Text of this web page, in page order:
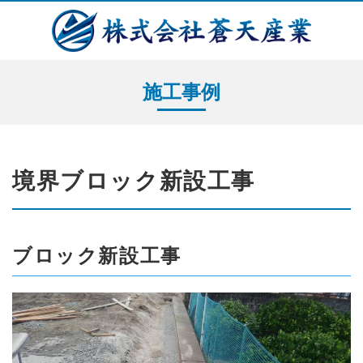
施工事例
境界ブロック新設工事
ブロック新設工事